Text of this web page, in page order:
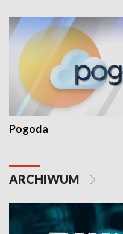
Pogoda
ARCHIWUM